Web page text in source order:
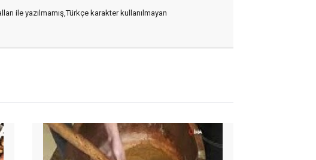
ile yazılmamış,Türkçe karakter kullanılmayan